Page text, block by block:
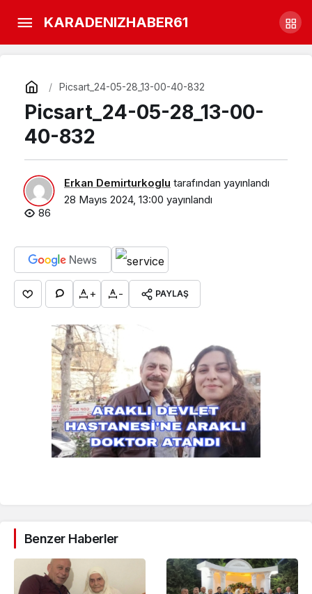
KARADENIZHABER61
Picsart_24-05-28_13-00-40-832
Picsart_24-05-28_13-00-
40-832
Erkan Demirturkoglu tarafından yayınlandı
28 Mayıs 2024, 13:00 yayınlandı
86
+ - PAYLAŞ
Benzer Haberler
Araklı Devlet Hastanesine